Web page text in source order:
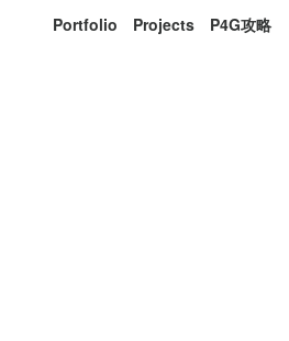
Portfolio Projects P4G攻略